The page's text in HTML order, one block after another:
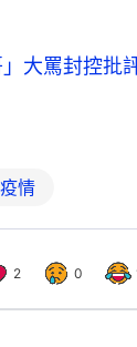
」大罵封控
情
2 0